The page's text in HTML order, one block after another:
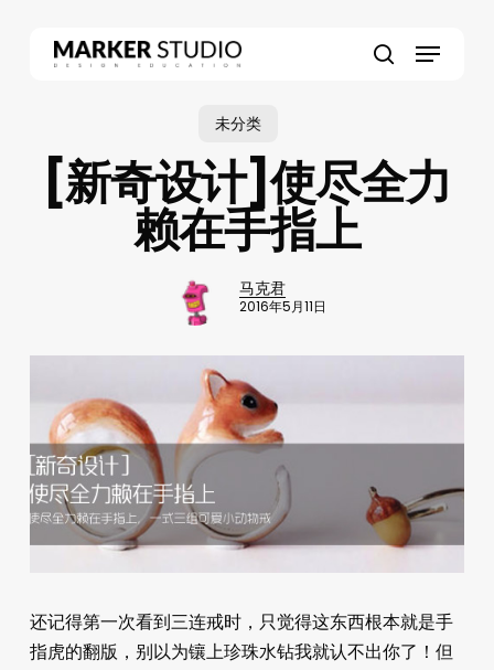
Menu
未分类
[新奇设计]使尽全力
赖在手指上
马克君
2016年5月11日
还记得第一次看到三连戒时，只觉得这东西根本就是手
指虎的翻版，别以为镶上珍珠水钻我就认不出你了！但